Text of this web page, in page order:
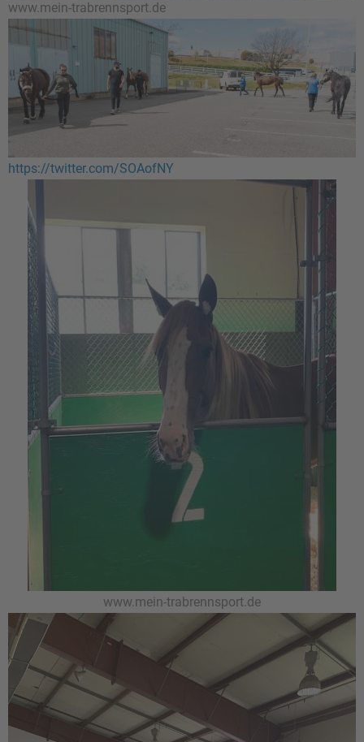
www.mein-trabrennsport.de
https://twitter.com/SOAofNY
www.mein-trabrennsport.de